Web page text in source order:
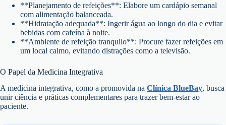
**Planejamento de refeições**: Elabore um cardápio semanal
com alimentação balanceada.
**Hidratação adequada**: Ingerir água ao longo do dia e evitar
bebidas com cafeína à noite.
**Ambiente de refeição tranquilo**: Procure fazer refeições em
um local calmo, evitando distrações como a televisão.
O Papel da Medicina Integrativa
A medicina integrativa, como a promovida na Clínica BlueBay, busca
unir ciência e práticas complementares para trazer bem-estar ao
paciente.